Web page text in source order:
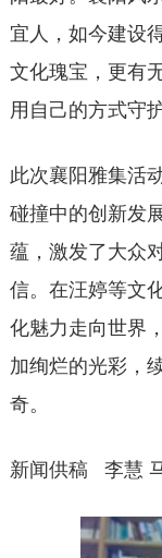
宜人，如今建设
文化瑰宝，更有
用自己的方式守
此次襄阳雅集活
碰撞中的创新发
蕴，激发了大众
信。在汪婷等文
化魅力走向世界
加绚烂的光彩，
奇。
新闻供稿 李慧